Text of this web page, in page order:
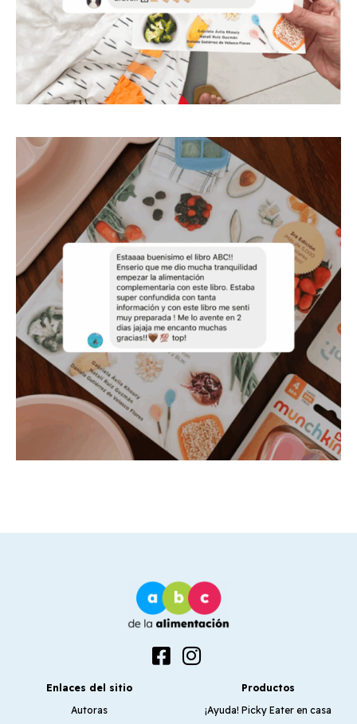
Enlaces del sitio
Autoras
Productos
¡Ayuda! Picky Eater en casa